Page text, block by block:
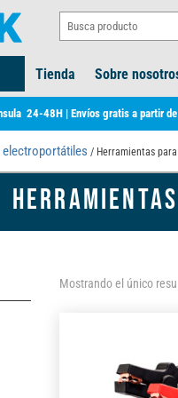
Tienda Sobre
24-48H | Envíos gratis a partir
electroportátiles / Herramientas
Mostrando el único